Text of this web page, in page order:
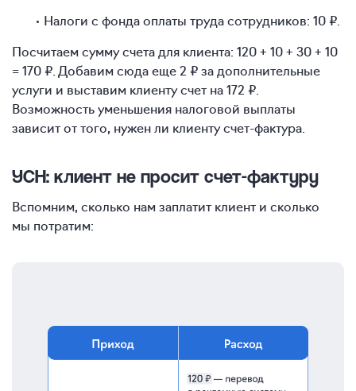
Налоги с фонда оплаты труда сотрудников: 10 ₽.
Посчитаем сумму счета для клиента: 120 + 10 + 30 + 10
= 170 ₽. Добавим сюда еще 2 ₽ за дополнительные
услуги и выставим клиенту счет на 172 ₽.
Возможность уменьшения налоговой выплаты
зависит от того, нужен ли клиенту счет-фактура.
УСН: клиент не просит счет-фактуру
Вспомним, сколько нам заплатит клиент и сколько
мы потратим: